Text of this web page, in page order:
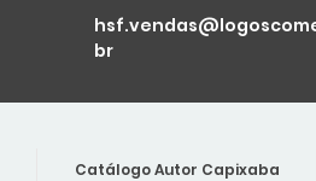
br
Catálogo Autor Capixaba